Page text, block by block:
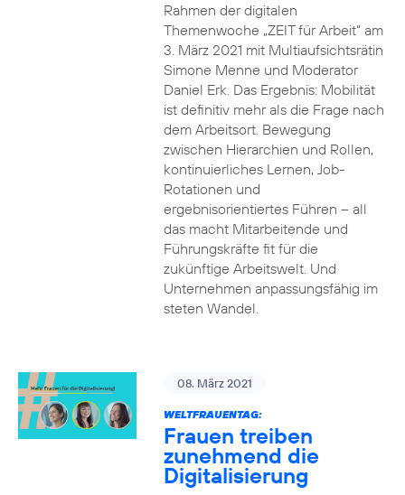
Rahmen der digitalen
Themenwoche „ZEIT für Arbeit“ am
3. März 2021 mit Multiaufsichtsrätin
Simone Menne und Moderator
Daniel Erk. Das Ergebnis: Mobilität
ist definitiv mehr als die Frage nach
dem Arbeitsort. Bewegung
zwischen Hierarchien und Rollen,
kontinuierliches Lernen, Job-
Rotationen und
ergebnisorientiertes Führen – all
das macht Mitarbeitende und
Führungskräfte fit für die
zukünftige Arbeitswelt. Und
Unternehmen anpassungsfähig im
steten Wandel.
08. März 2021
WELTFRAUENTAG:
Frauen treiben
zunehmend die
Digitalisierung